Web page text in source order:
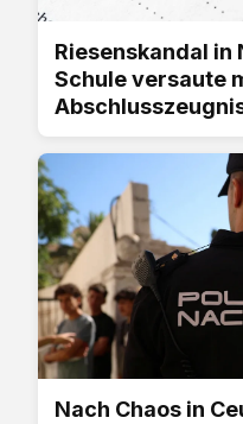
Riesenskandal in
Schule versaute
Nach Chaos in